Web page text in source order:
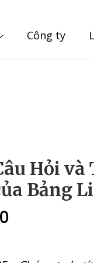
Công ty
Hỏi
Bảng